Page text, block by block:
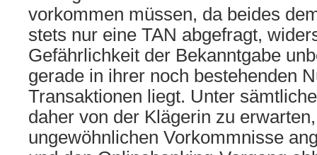
vorkommen müssen, da beides
stets nur eine TAN abgefragt,
Gefährlichkeit der Bekanntgabe
gerade in ihrer noch bestehenden
Transaktionen liegt. Unter
daher von der Klägerin zu
ungewöhnlichen Vorkommnisse